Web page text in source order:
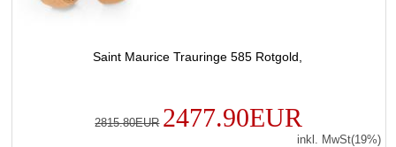
Saint Maurice Trauringe 585 Rotgold,
2815.80EUR 2477.90EUR
inkl. MwSt(19%)